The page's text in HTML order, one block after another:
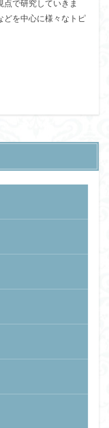
で研究していきま
どを中心に様々なトピ